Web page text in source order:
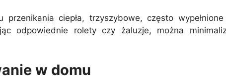
przenikania ciepła, trzyszybowe, często
odpowiednie rolety czy żaluzje, można
w domu